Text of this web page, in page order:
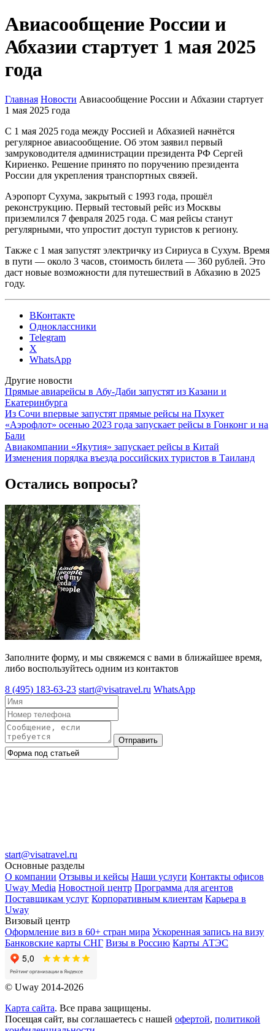
Авиасообщение России и
Абхазии стартует 1 мая 2025
года
Главная Новости Авиасообщение России и Абхазии стартует
1 мая 2025 года
С 1 мая 2025 года между Россией и Абхазией начнётся
регулярное авиасообщение. Об этом заявил первый
замруководителя администрации президента РФ Сергей
Кириенко. Решение принято по поручению президента
России для укрепления транспортных связей.
Аэропорт Сухума, закрытый с 1993 года, прошёл
реконструкцию. Первый тестовый рейс из Москвы
приземлился 7 февраля 2025 года. С мая рейсы станут
регулярными, что упростит доступ туристов к региону.
Также с 1 мая запустят электричку из Сириуса в Сухум. Время
в пути — около 3 часов, стоимость билета — 360 рублей. Это
даст новые возможности для путешествий в Абхазию в 2025
году.
ВКонтакте
Одноклассники
Telegram
X
WhatsApp
Другие новости
Прямые авиарейсы в Абу-Даби запустят из Казани и
Екатеринбурга
Из Сочи впервые запустят прямые рейсы на Пхукет
«Аэрофлот» осенью 2023 года запускает рейсы в Гонконг и на
Бали
Авиакомпании «Якутия» запускает рейсы в Китай
Изменения порядка въезда российских туристов в Таиланд
Остались вопросы?
Заполните форму, и мы свяжемся с вами в ближайшее время,
либо воспользуйтесь одним из контактов
8 (495) 183-63-23 start@visatravel.ru WhatsApp
Отправить
start@visatravel.ru
Основные разделы
О компании Отзывы и кейсы Наши услуги Контакты офисов
Uway Media Новостной центр Программа для агентов
Поставщикам услуг Корпоративным клиентам Карьера в
Uway
Визовый центр
Оформление виз в 60+ стран мира Ускоренная запись на визу
Банковские карты СНГ Визы в Россию Карты АТЭС
© Uway 2014-2026
Карта сайта. Все права защищены.
Посещая сайт, вы соглашаетесь с нашей офертой, политикой